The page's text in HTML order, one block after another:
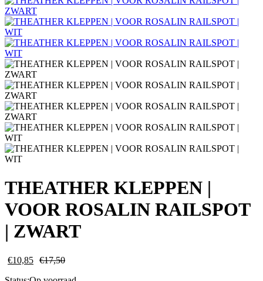
THEATHER KLEPPEN |
VOOR ROSALIN RAILSPOT
| ZWART
€10,85 €17,50